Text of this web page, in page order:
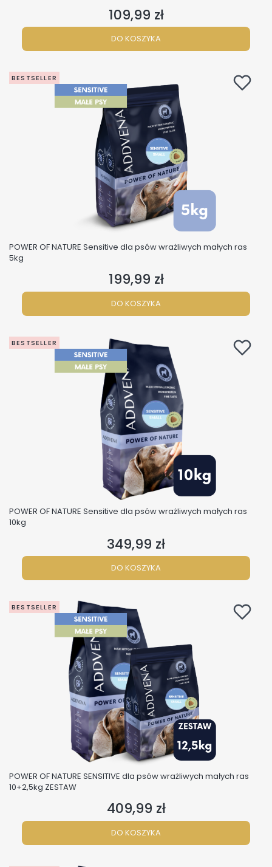
Cena
109,99 zł
DO KOSZYKA
BESTSELLER
POWER OF NATURE Sensitive dla psów wrażliwych małych ras
5kg
Cena
199,99 zł
DO KOSZYKA
BESTSELLER
POWER OF NATURE Sensitive dla psów wrażliwych małych ras
10kg
Cena
349,99 zł
DO KOSZYKA
BESTSELLER
POWER OF NATURE SENSITIVE dla psów wrażliwych małych ras
10+2,5kg ZESTAW
Cena
409,99 zł
DO KOSZYKA